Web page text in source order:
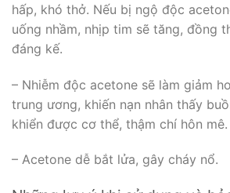
hấp, khó thở. Nếu bị ngộ độc
uống nhầm, nhịp tim sẽ tăng, đồng
đáng kế.
– Nhiễm độc acetone sẽ làm giảm
trung ương, khiến nạn nhân thấy
khiển được cơ thể, thậm chí hôn mê.
– Acetone dễ bắt lửa, gây cháy nổ.